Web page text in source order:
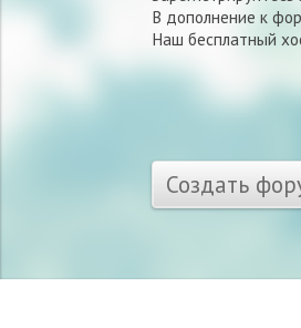
В дополнение к
Наш бесплатный
Создать